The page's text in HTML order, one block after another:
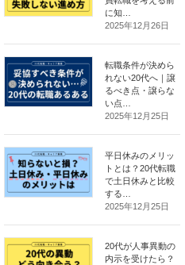
に知…
2025年12月26日
転職条件が決めら
れない20代へ｜譲
るべき点・譲らな
い点…
2025年12月25日
平日休みのメリッ
トとは？20代転職
で土日休みと比較
する…
2025年12月25日
20代が人事異動の
内示を受けたら？